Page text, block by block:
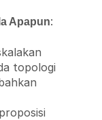
Apapun:
topologi